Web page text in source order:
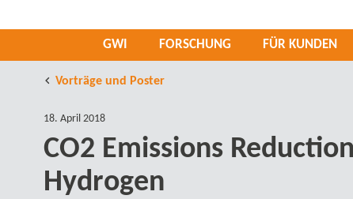
GWI FORSCHUNG FÜR KUNDEN
Vorträge und Poster
18. April 2018
CO2 Emissions
Hydrogen